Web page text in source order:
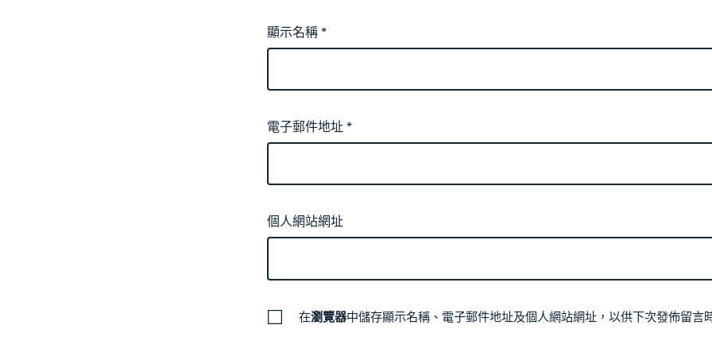
顯示名稱*
電子郵件地址*
個人網站網址
在瀏覽器中儲存顯示名稱、電子郵件地址及個人網站網址，以供下次發佈留言